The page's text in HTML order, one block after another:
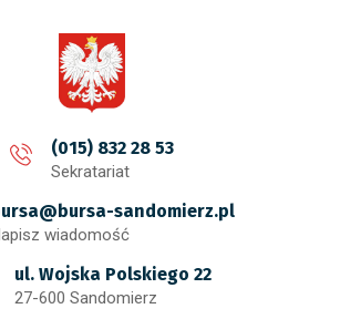
(015) 832 28 53
Sekratariat
sandomierz.pl
wiadomość
ul. Wojska Polskiego 22
27-600 Sandomierz